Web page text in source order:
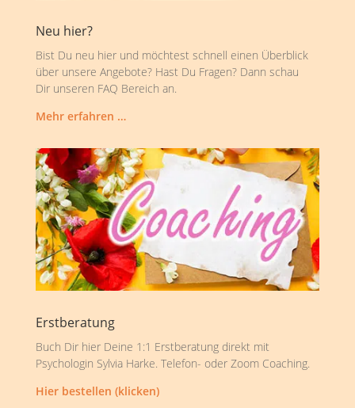
Neu hier?
Bist Du neu hier und möchtest schnell einen Überblick
über unsere Angebote? Hast Du Fragen? Dann schau
Dir unseren FAQ Bereich an.
Mehr erfahren …
Erstberatung
Buch Dir hier Deine 1:1 Erstberatung direkt mit
Psychologin Sylvia Harke. Telefon- oder Zoom Coaching.
Hier bestellen (klicken)